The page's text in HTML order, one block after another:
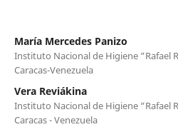
María Mercedes Panizo
Instituto Nacional de Higiene “Rafael
Caracas-Venezuela
Vera Reviákina
Instituto Nacional de Higiene “Rafael
Caracas - Venezuela